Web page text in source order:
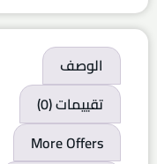
الوصف
تقييمات (0)
More Offers